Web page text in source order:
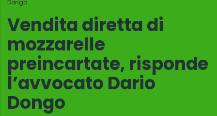
Dongo
Vendita diretta di
mozzarelle
preincartate, risponde
l’avvocato Dario
Dongo